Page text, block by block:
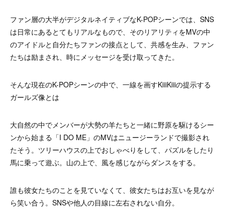
ファン層の大半がデジタルネイティブなK-POPシーンでは、SNS
は日常にあるとてもリアルなもので、そのリアリティをMVの中
のアイドルと自分たちファンの接点として、共感を生み、ファン
たちは励まされ、時にメッセージを受け取ってきた。
そんな現在のK-POPシーンの中で、一線を画すKiiiKiiiの提示する
ガールズ像とは
大自然の中でメンバーが大勢の羊たちと一緒に野原を駆けるシー
ンから始まる「I DO ME」のMVはニュージーランドで撮影され
たそう。ツリーハウスの上でおしゃべりをして、パズルをしたり
馬に乗って遊ぶ。山の上で、風を感じながらダンスをする。
誰も彼女たちのことを見ていなくて、彼女たちはお互いを見なが
ら笑い合う。SNSや他人の目線に左右されない自分。